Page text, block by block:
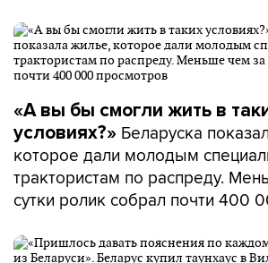
«А вы бы смогли жить в
условиях?» Беларуска
которое дали молодым
трактористам по распреду.
сутки ролик собрал почти 400